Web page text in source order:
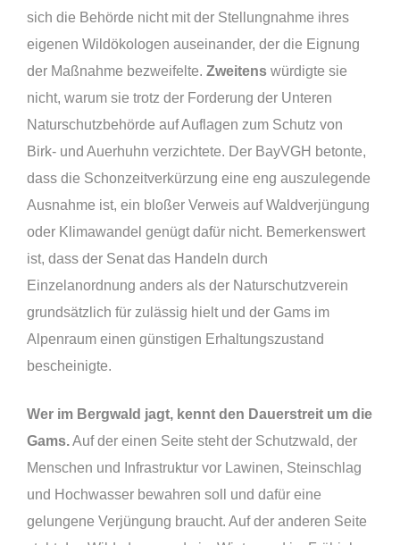
sich die Behörde nicht mit der Stellungnahme ihres
eigenen Wildökologen auseinander, der die Eignung
der Maßnahme bezweifelte. Zweitens würdigte sie
nicht, warum sie trotz der Forderung der Unteren
Naturschutzbehörde auf Auflagen zum Schutz von
Birk- und Auerhuhn verzichtete. Der BayVGH betonte,
dass die Schonzeitverkürzung eine eng auszulegende
Ausnahme ist, ein bloßer Verweis auf Waldverjüngung
oder Klimawandel genügt dafür nicht. Bemerkenswert
ist, dass der Senat das Handeln durch
Einzelanordnung anders als der Naturschutzverein
grundsätzlich für zulässig hielt und der Gams im
Alpenraum einen günstigen Erhaltungszustand
bescheinigte.
Wer im Bergwald jagt, kennt den Dauerstreit um die
Gams.Auf der einen Seite steht der Schutzwald, der
Menschen und Infrastruktur vor Lawinen, Steinschlag
und Hochwasser bewahren soll und dafür eine
gelungene Verjüngung braucht. Auf der anderen Seite